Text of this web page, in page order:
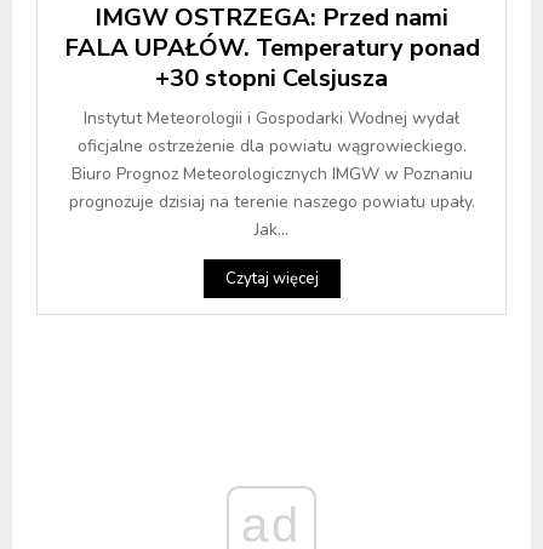
IMGW OSTRZEGA: Przed nami
FALA UPAŁÓW. Temperatury ponad
+30 stopni Celsjusza
Instytut Meteorologii i Gospodarki Wodnej wydał
oficjalne ostrzeżenie dla powiatu wągrowieckiego.
Biuro Prognoz Meteorologicznych IMGW w Poznaniu
prognozuje dzisiaj na terenie naszego powiatu upały.
Jak...
Czytaj więcej
ad